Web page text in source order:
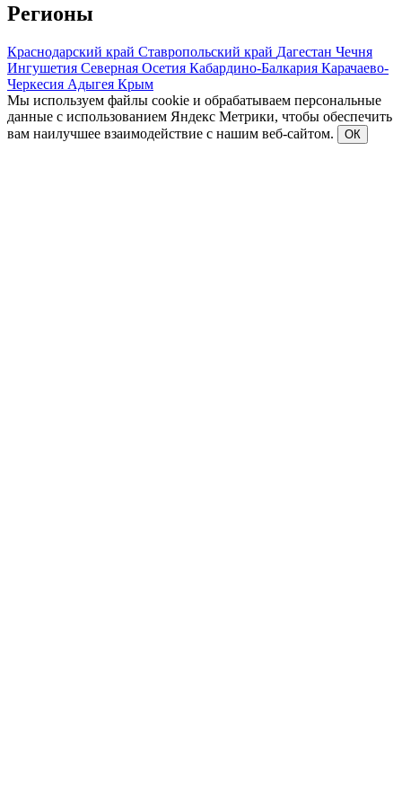
Регионы
Краснодарский край Ставропольский край Дагестан Чечня
Ингушетия Северная Осетия Кабардино-Балкария Карачаево-
Черкесия Адыгея Крым
Мы используем файлы cookie и обрабатываем персональные
данные с использованием Яндекс Метрики, чтобы обеспечить
вам наилучшее взаимодействие с нашим веб-сайтом.
ОК